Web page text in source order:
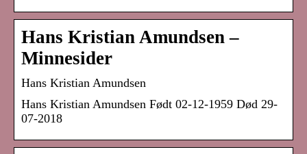
Hans Kristian Amundsen –
Minnesider
Hans Kristian Amundsen
Hans Kristian Amundsen Født 02-12-1959 Død 29-
07-2018